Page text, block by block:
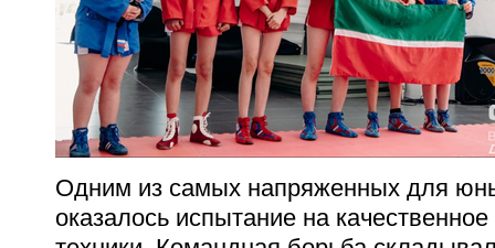
Одним из самых напряженных для
оказалось испытание на